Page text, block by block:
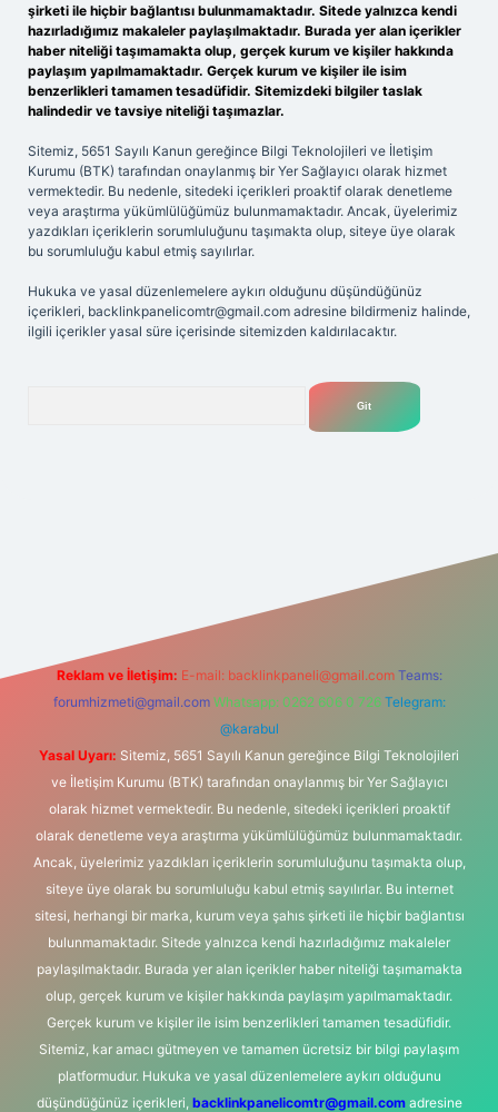
şirketi ile hiçbir bağlantısı bulunmamaktadır. Sitede yalnızca kendi
hazırladığımız makaleler paylaşılmaktadır. Burada yer alan içerikler
haber niteliği taşımamakta olup, gerçek kurum ve kişiler hakkında
paylaşım yapılmamaktadır. Gerçek kurum ve kişiler ile isim
benzerlikleri tamamen tesadüfidir. Sitemizdeki bilgiler taslak
halindedir ve tavsiye niteliği taşımazlar.
Sitemiz, 5651 Sayılı Kanun gereğince Bilgi Teknolojileri ve İletişim
Kurumu (BTK) tarafından onaylanmış bir Yer Sağlayıcı olarak hizmet
vermektedir. Bu nedenle, sitedeki içerikleri proaktif olarak denetleme
veya araştırma yükümlülüğümüz bulunmamaktadır. Ancak, üyelerimiz
yazdıkları içeriklerin sorumluluğunu taşımakta olup, siteye üye olarak
bu sorumluluğu kabul etmiş sayılırlar.
Hukuka ve yasal düzenlemelere aykırı olduğunu düşündüğünüz
içerikleri, backlinkpanelicomtr@gmail.com adresine bildirmeniz halinde,
ilgili içerikler yasal süre içerisinde sitemizden kaldırılacaktır.
Reklam ve İletişim: E-mail: backlinkpaneli@gmail.com Teams:
forumhizmeti@gmail.com Whatsapp: 0262 606 0 726 Telegram:
@karabul
Yasal Uyarı: Sitemiz, 5651 Sayılı Kanun gereğince Bilgi Teknolojileri
ve İletişim Kurumu (BTK) tarafından onaylanmış bir Yer Sağlayıcı
olarak hizmet vermektedir. Bu nedenle, sitedeki içerikleri proaktif
olarak denetleme veya araştırma yükümlülüğümüz bulunmamaktadır.
Ancak, üyelerimiz yazdıkları içeriklerin sorumluluğunu taşımakta olup,
siteye üye olarak bu sorumluluğu kabul etmiş sayılırlar. Bu internet
sitesi, herhangi bir marka, kurum veya şahıs şirketi ile hiçbir bağlantısı
bulunmamaktadır. Sitede yalnızca kendi hazırladığımız makaleler
paylaşılmaktadır. Burada yer alan içerikler haber niteliği taşımamakta
olup, gerçek kurum ve kişiler hakkında paylaşım yapılmamaktadır.
Gerçek kurum ve kişiler ile isim benzerlikleri tamamen tesadüfidir.
Sitemiz, kar amacı gütmeyen ve tamamen ücretsiz bir bilgi paylaşım
platformudur. Hukuka ve yasal düzenlemelere aykırı olduğunu
düşündüğünüz içerikleri, backlinkpanelicomtr@gmail.comadresine